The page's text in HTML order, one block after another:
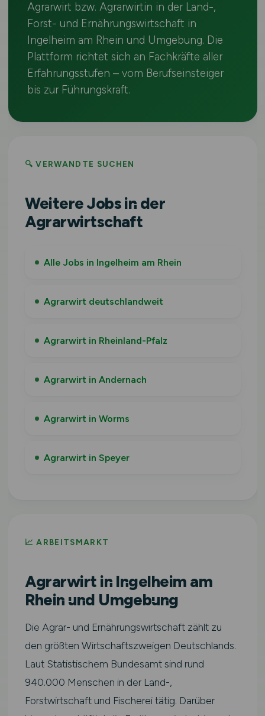
Agrarwirt bzw. Agrarwirtin in der Land-,
Forst- und Ernährungswirtschaft in
Ingelheim am Rhein und Umgebung. Die
Plattform richtet sich an Fachkräfte aller
Erfahrungsstufen – vom Berufseinsteiger
bis zur Führungskraft.
🔍 VERWANDTE SUCHEN
Weitere Jobs in der
Agrarwirtschaft
Alle Jobs in Ingelheim am Rhein
Agrarwirt deutschlandweit
Agrarwirt in Rheinland-Pfalz
Agrarwirt in Andernach
Agrarwirt in Worms
Agrarwirt in Speyer
📈 ARBEITSMARKT
Agrarwirt in Ingelheim am
Rhein und Umgebung
Die Agrar- und Ernährungswirtschaft zählt zu
den größten Wirtschaftszweigen Deutschlands.
Laut Statistischem Bundesamt sind rund
940.000 Menschen in der Land-,
Forstwirtschaft und Fischerei tätig. Darüber